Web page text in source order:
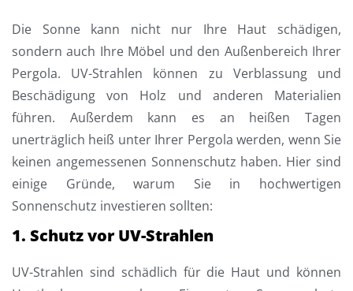
Die Sonne kann nicht nur Ihre Haut schädigen,
sondern auch Ihre Möbel und den Außenbereich Ihrer
Pergola. UV-Strahlen können zu Verblassung und
Beschädigung von Holz und anderen Materialien
führen. Außerdem kann es an heißen Tagen
unerträglich heiß unter Ihrer Pergola werden, wenn Sie
keinen angemessenen Sonnenschutz haben. Hier sind
einige Gründe, warum Sie in hochwertigen
Sonnenschutz investieren sollten:
1. Schutz vor UV-Strahlen
UV-Strahlen sind schädlich für die Haut und können